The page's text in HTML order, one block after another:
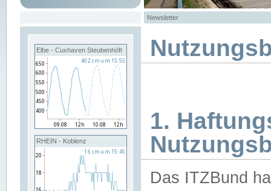
Newsletter
Elbe - Cuxhaven Steubenhöft
RHEIN - Koblenz
1.
Das ITZBund